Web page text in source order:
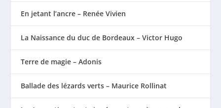
En jetant l’ancre – Renée Vivien
La Naissance du duc de Bordeaux – Victor Hugo
Terre de magie – Adonis
Ballade des lézards verts – Maurice Rollinat